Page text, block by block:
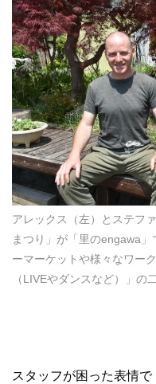
アレックス（左）とステフ
まつり」が「里のengawa
ーマーケットや様々なワー
（LIVEやダンスなど）」の
スタッフが困った表情